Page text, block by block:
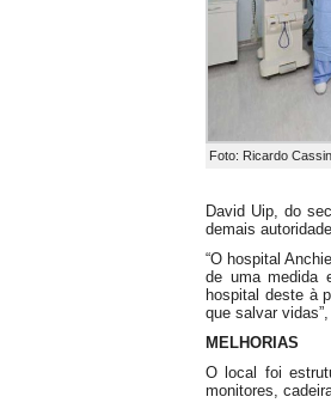
Foto: Ricardo
David Uip, do
demais
“O hospital
de uma medida
hospital deste à
que salvar
MELHORIAS
O local foi
monitores,